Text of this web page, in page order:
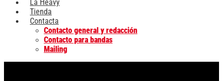
La Heavy
Tienda
Contacta
Contacto general y redacción
Contacto para bandas
Mailing